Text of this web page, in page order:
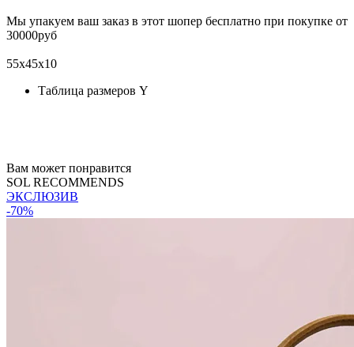
Мы упакуем ваш заказ в этот шопер бесплатно при покупке от
30000руб
55х45х10
Таблица размеров Y
Вам может понравится
SOL RECOMMENDS
ЭКСЛЮЗИВ
-70%